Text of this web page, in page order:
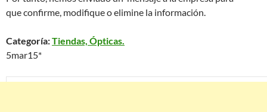
que confirme, modifique o elimine la información.
Categoría:Tiendas, Ópticas.
5mar15*